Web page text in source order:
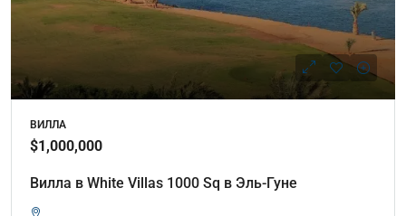
ВИЛЛА
$1,000,000
Вилла в White Villas 1000 Sq в Эль-Гуне